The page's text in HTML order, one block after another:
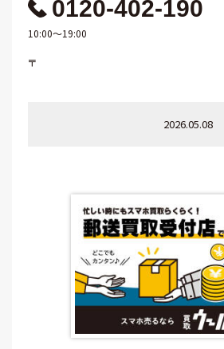
0120-402-190
10:00～19:00
〒
2026.05.08